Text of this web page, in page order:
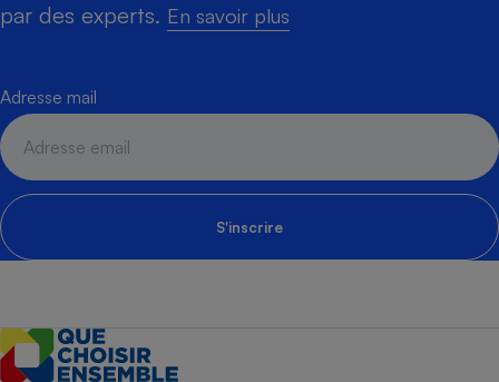
par des experts. En savoir plus
Adresse mail
S'inscrire